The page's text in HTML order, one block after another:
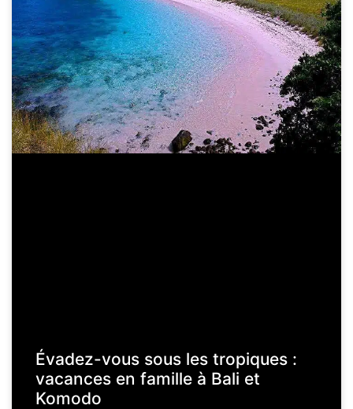
Évadez-vous sous les tropiques :
vacances en famille à Bali et
Komodo